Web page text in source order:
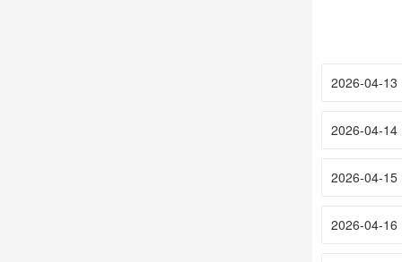
2026-04-13
2026-04-14
2026-04-15
2026-04-16